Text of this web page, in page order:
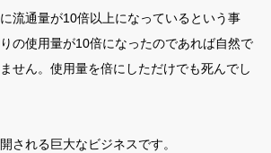
流通量が10倍以上になっているという事
の使用量が10倍になったのであれば自然で
せん。使用量を倍にしただけでも死んでし
される巨大なビジネスです。